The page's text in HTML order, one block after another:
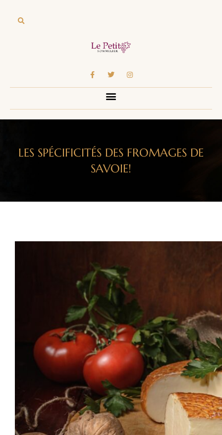
LES SPÉCIFICITÉS DES FROMAGES DE
SAVOIE!